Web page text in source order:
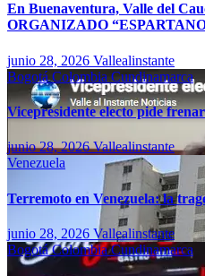
En Buenaventura, Valle del
ORGANIZADO
junio 28, 2026 Vallealinstante
BogotáColombia Cundinamarca
Vicepresidente electo pide
junio 28, 2026Vallealinstante
Venezuela
Terremoto en Venezuela: la
junio 28, 2026 Vallealinstante
BogotáColombiaCundinamarca